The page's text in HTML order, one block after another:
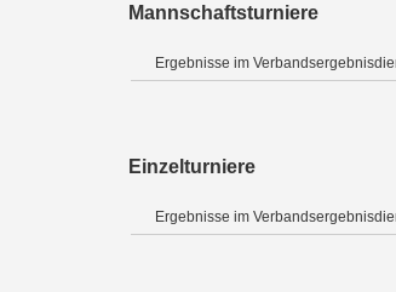
Mannschaftsturniere
Ergebnisse im
Einzelturniere
Ergebnisse im